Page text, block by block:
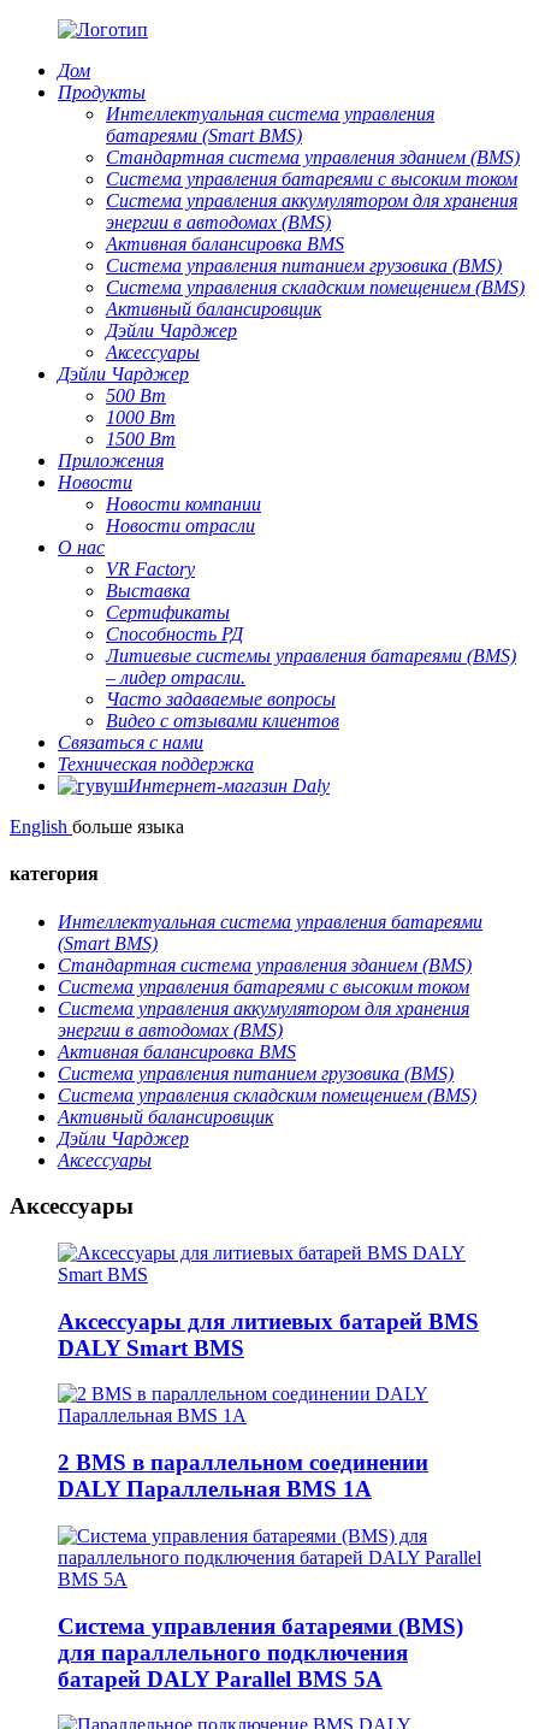
Дом
Продукты
Интеллектуальная система управления
батареями (Smart BMS)
Стандартная система управления зданием (BMS)
Система управления батареями с высоким током
Система управления аккумулятором для хранения
энергии в автодомах (BMS)
Активная балансировка BMS
Система управления питанием грузовика (BMS)
Система управления складским помещением (BMS)
Активный балансировщик
Дэйли Чарджер
Аксессуары
Дэйли Чарджер
500 Вт
1000 Вт
1500 Вт
Приложения
Новости
Новости компании
Новости отрасли
О нас
VR Factory
Выставка
Сертификаты
Способность РД
Литиевые системы управления батареями (BMS)
– лидер отрасли.
Часто задаваемые вопросы
Видео с отзывами клиентов
Связаться с нами
Техническая поддержка
Интернет-магазин Daly
English больше языка
категория
Интеллектуальная система управления батареями
(Smart BMS)
Стандартная система управления зданием (BMS)
Система управления батареями с высоким током
Система управления аккумулятором для хранения
энергии в автодомах (BMS)
Активная балансировка BMS
Система управления питанием грузовика (BMS)
Система управления складским помещением (BMS)
Активный балансировщик
Дэйли Чарджер
Аксессуары
Аксессуары
Аксессуары для литиевых батарей BMS
DALY Smart BMS
2 BMS в параллельном соединении
DALY Параллельная BMS 1A
Система управления батареями (BMS)
для параллельного подключения
батарей DALY Parallel BMS 5A